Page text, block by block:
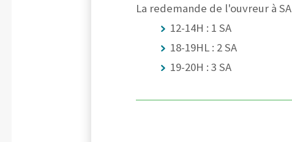
La redemande de l'ouvreur à SA
12-14H : 1 SA
18-19HL : 2 SA
19-20H : 3 SA